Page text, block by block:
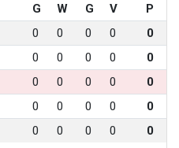
G W G V
P
0 0 0 0
0
0 0 0 0
0
0 0 0 0
0
0 0 0 0
0
0 0 0 0 0